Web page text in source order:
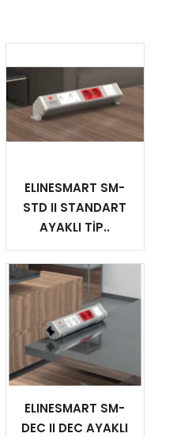
ELINESMART SM-
STD II STANDART
AYAKLI TİP..
ELINESMART SM-
DEC II DEC AYAKLI